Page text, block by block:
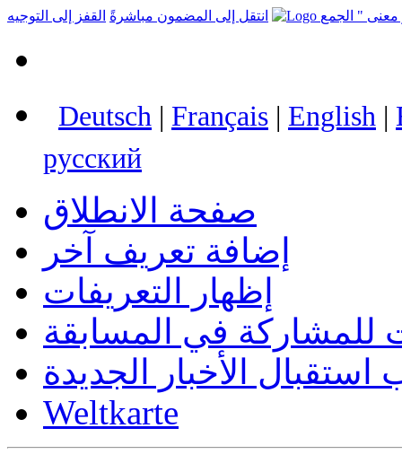
انتقل إلى المضمون مباشرةً القفز إلى التوجيه
Deutsch | Français | English |
русский
صفحة الانطلاق
إضافة تعريف آخر
إظهار التعريفات
للمشاركة في المسابقة
الأخبار الجديدة
Weltkarte